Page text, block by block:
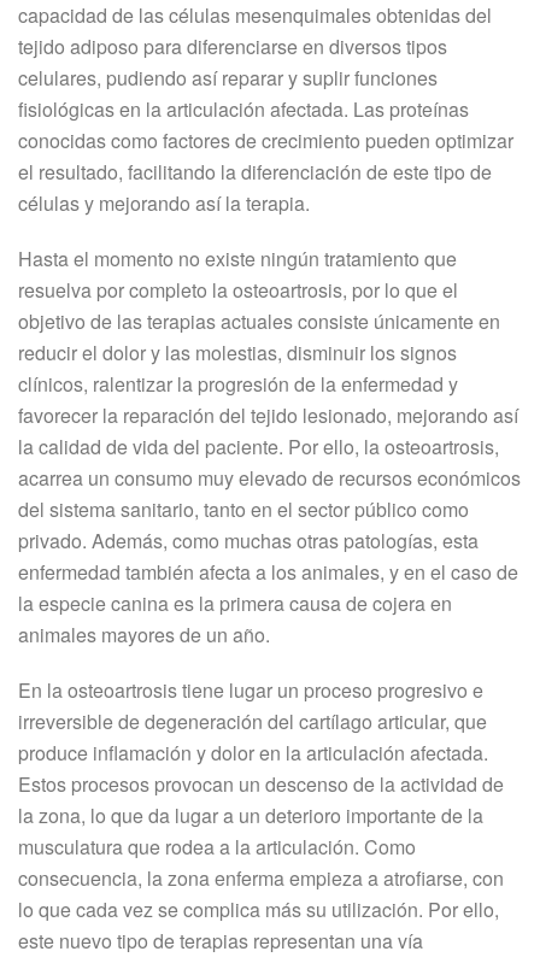
capacidad de las células mesenquimales obtenidas del
tejido adiposo para diferenciarse en diversos tipos
celulares, pudiendo así reparar y suplir funciones
fisiológicas en la articulación afectada. Las proteínas
conocidas como factores de crecimiento pueden optimizar
el resultado, facilitando la diferenciación de este tipo de
células y mejorando así la terapia.
Hasta el momento no existe ningún tratamiento que
resuelva por completo la osteoartrosis, por lo que el
objetivo de las terapias actuales consiste únicamente en
reducir el dolor y las molestias, disminuir los signos
clínicos, ralentizar la progresión de la enfermedad y
favorecer la reparación del tejido lesionado, mejorando así
la calidad de vida del paciente. Por ello, la osteoartrosis,
acarrea un consumo muy elevado de recursos económicos
del sistema sanitario, tanto en el sector público como
privado. Además, como muchas otras patologías, esta
enfermedad también afecta a los animales, y en el caso de
la especie canina es la primera causa de cojera en
animales mayores de un año.
En la osteoartrosis tiene lugar un proceso progresivo e
irreversible de degeneración del cartílago articular, que
produce inflamación y dolor en la articulación afectada.
Estos procesos provocan un descenso de la actividad de
la zona, lo que da lugar a un deterioro importante de la
musculatura que rodea a la articulación. Como
consecuencia, la zona enferma empieza a atrofiarse, con
lo que cada vez se complica más su utilización. Por ello,
este nuevo tipo de terapias representan una vía